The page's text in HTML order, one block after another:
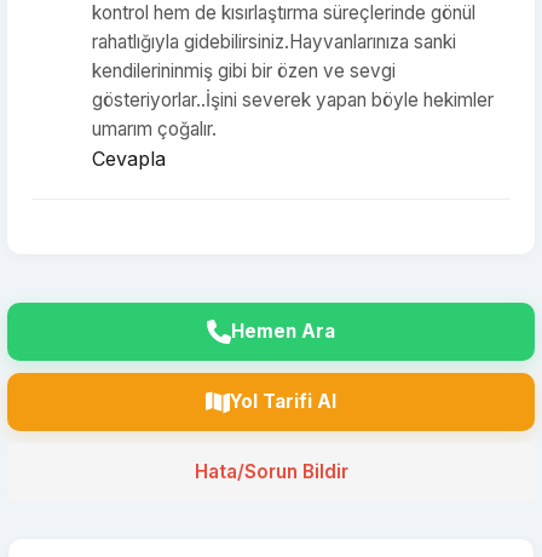
kontrol hem de kısırlaştırma süreçlerinde gönül
rahatlığıyla gidebilirsiniz.Hayvanlarınıza sanki
kendilerininmiş gibi bir özen ve sevgi
gösteriyorlar..İşini severek yapan böyle hekimler
umarım çoğalır.
Cevapla
Hemen Ara
Yol Tarifi Al
Hata/Sorun Bildir